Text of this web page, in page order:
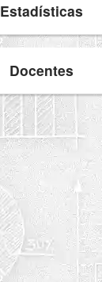
Estadísticas
Docentes